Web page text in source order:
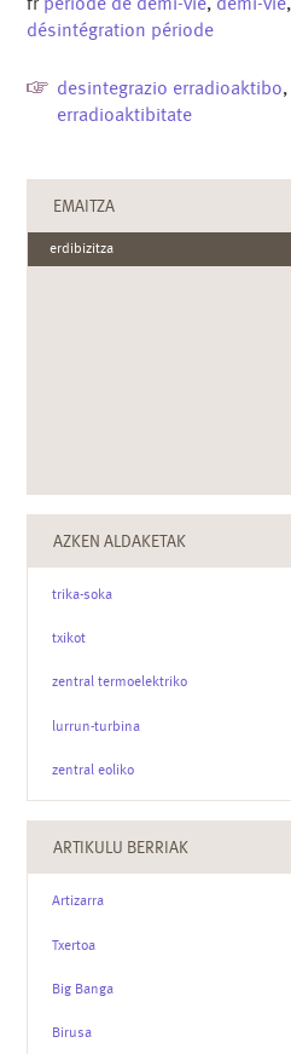
désintégration période
desintegrazio erradioaktibo,
erradioaktibitate
EMAITZA
erdibizitza
AZKEN ALDAKETAK
trika-soka
txikot
zentral termoelektriko
lurrun-turbina
zentral eoliko
ARTIKULU BERRIAK
Artizarra
Txertoa
Big Banga
Birusa